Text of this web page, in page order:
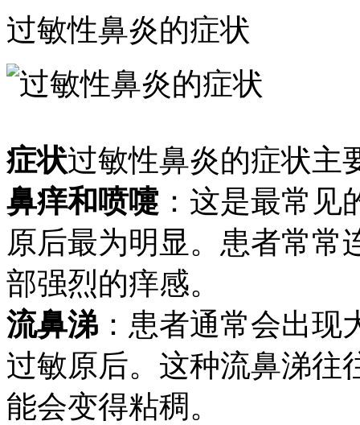
过敏性鼻炎的症状
症状过敏性鼻炎的症状主
鼻痒和喷嚏 ：这是最常
原后最为明显。患者常常
部强烈的痒感。
流鼻涕 ：患者通常会出
过敏原后。这种流鼻涕往
能会变得粘稠。